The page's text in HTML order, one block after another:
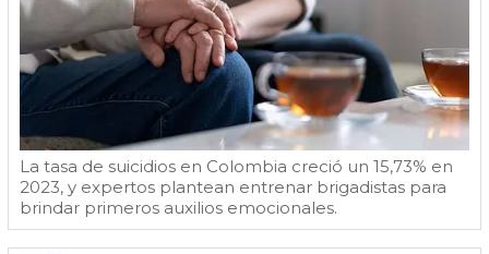
La tasa de suicidios en Colombia creció un 15,73% en
2023, y expertos plantean entrenar brigadistas para
brindar primeros auxilios emocionales.